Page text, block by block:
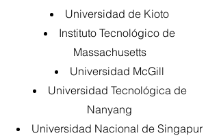
Universidad de Kioto
Instituto Tecnológico de
Massachusetts
Universidad McGill
Universidad Tecnológica de
Nanyang
Universidad Nacional de Singapur